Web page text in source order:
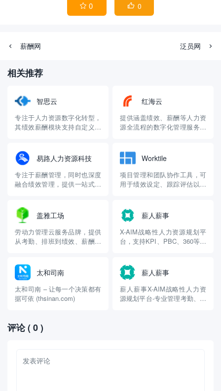
 0  0
薪酬网 泛员网
相关推荐
智思云
专注于人力资源数字化转型，
其绩效薪酬模块支持自定义配
效薪酬管理方案
红海云
提供涵盖绩效、薪酬等人力资
源全流程的数字化管理服务，
准、高效的绩效薪酬管理
易路人力资源科技
专注于薪酬管理，同时也深度
融合绩效管理，提供一站式数
多样化企业需求
Worktile
项目管理和团队协作工具，可
用于绩效设定、跟踪评估以及
的激励机制
盖雅工场
劳动力管理云服务品牌，提供
从考勤、排班到绩效、薪酬的
业，确保绩效与薪酬联动合理
薪人薪事
X-AIM战略性人力资源规划平
台，支持KPI、PBC、360等多
OKR和进度跟踪，绩效结果同
步薪酬
太和司南
太和司南 – 让每一个决策都有
据可依 (thsinan.com)
薪人薪事
薪人薪事X-AIM战略性人力资
源规划平台-专业管理考勤、绩
评论( 0 )